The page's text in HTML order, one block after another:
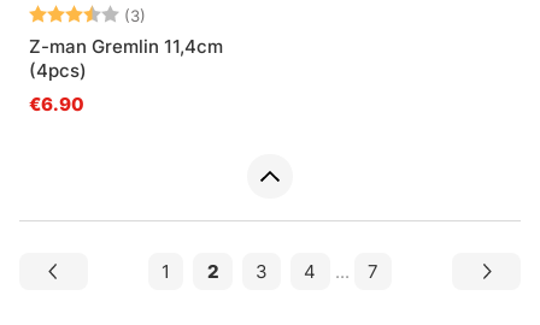
Arvio: (3)
Z-man Gremlin 11,4cm
(4pcs)
€6.90
1 2 3 4 ... 7